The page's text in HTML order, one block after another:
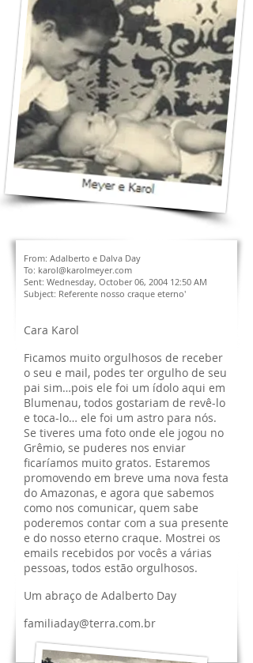
From: Adalberto e Dalva Day
To: karol@karolmeyer.com
Sent: Wednesday, October 06, 2004 12:50 AM
Subject: Referente nosso craque eterno'
Cara Karol
Ficamos muito orgulhosos de receber
o seu e mail, podes ter orgulho de seu
pai sim…pois ele foi um ídolo aqui em
Blumenau, todos gostariam de revê-lo
e toca-lo… ele foi um astro para nós.
Se tiveres uma foto onde ele jogou no
Grêmio, se puderes nos enviar
ficaríamos muito gratos. Estaremos
promovendo em breve uma nova festa
do Amazonas, e agora que sabemos
como nos comunicar, quem sabe
poderemos contar com a sua presente
e do nosso eterno craque. Mostrei os
emails recebidos por vocês a várias
pessoas, todos estão orgulhosos.
Um abraço de Adalberto Day
familiaday@terra.com.br